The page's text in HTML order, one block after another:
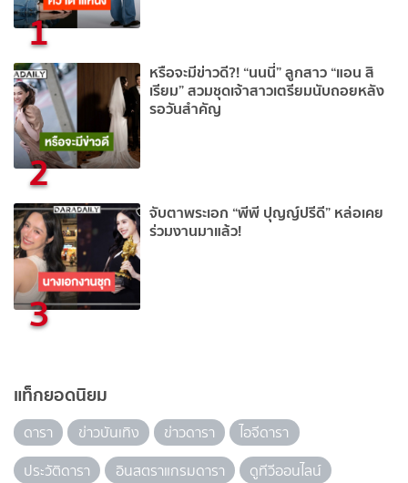
1
2
หรือจะมีข่าวดี?! “นนนี่” ลูกสาว “แอน สิ
เรียม” สวมชุดเจ้าสาวเตรียมนับถอยหลัง
รอวันสำคัญ
3
จับตาพระเอก “พีพี ปุญญ์ปรีดี” หล่อเคย
ร่วมงานมาแล้ว!
แท็กยอดนิยม
ดารา ข่าวบันเทิง ข่าวดารา
ไอจีดารา
ประวัติดารา
อินสตราแกรมดารา
ดูทีวีออนไลน์